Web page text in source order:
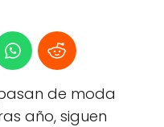
de moda
año, siguen